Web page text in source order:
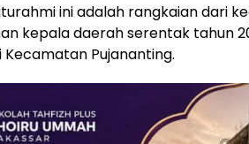
ini adalah rangkaian dari
kepala daerah serentak tahun
Pujananting.